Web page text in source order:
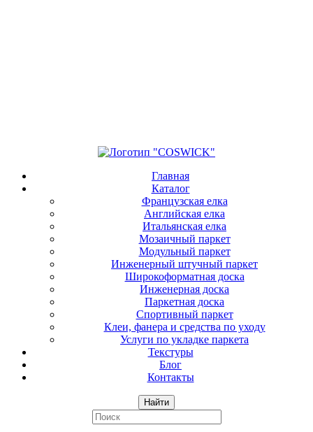
Главная
Каталог
Французская елка
Английская елка
Итальянская елка
Мозаичный паркет
Модульный паркет
Инженерный штучный паркет
Широкоформатная доска
Инженерная доска
Паркетная доска
Спортивный паркет
Клеи, фанера и средства по уходу
Услуги по укладке паркета
Текстуры
Блог
Контакты
Найти